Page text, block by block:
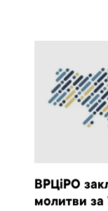
ВРЦіРО
молитви за